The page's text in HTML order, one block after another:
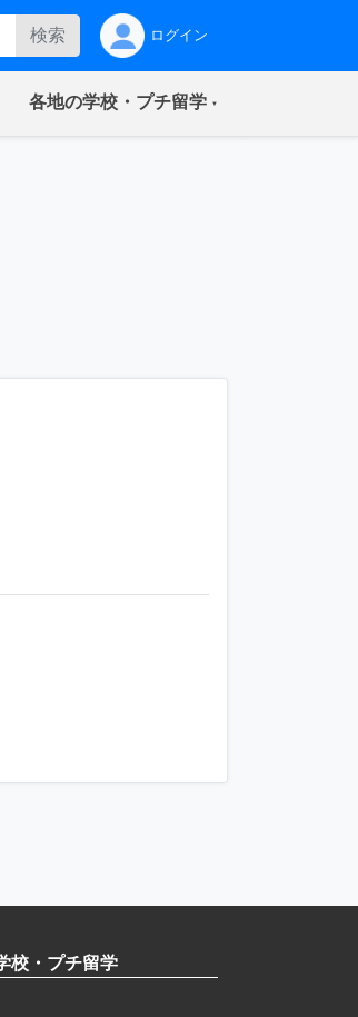
検索 ログイン
各地の学校・プチ留学(current)
校・プチ留学